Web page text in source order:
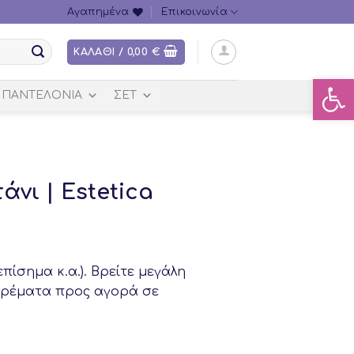
Αγαπημένα Επικοινωνία
ΚΑΛΆΘΙ / 0,00 €
ΠΑΝΤΕΛΌΝΙΑ ΣΕΤ
| Estetica
κ.α.). Βρείτε μεγάλη
προς αγορά σε